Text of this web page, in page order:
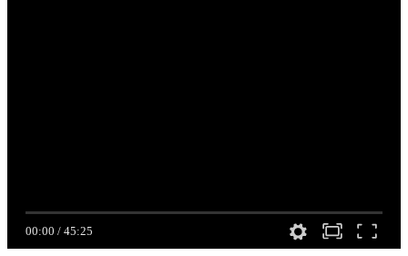
00:00 / 45:25